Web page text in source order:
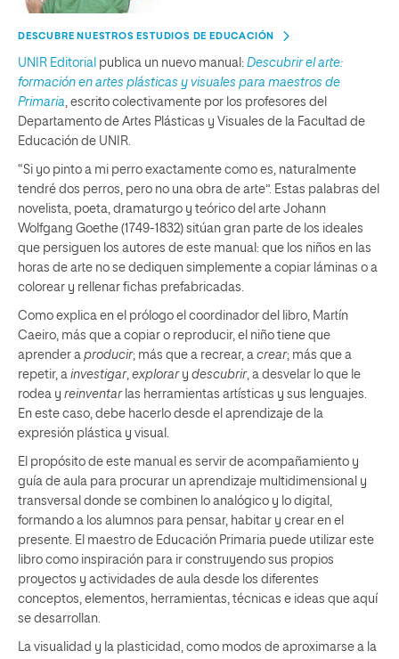
DESCUBRE NUESTROS ESTUDIOS DE EDUCACIÓN
UNIR Editorial publica un nuevo manual: Descubrir el arte:
formación en artes plásticas y visuales para maestros de
Primaria, escrito colectivamente por los profesores del
Departamento de Artes Plásticas y Visuales de la Facultad de
Educación de UNIR.
“Si yo pinto a mi perro exactamente como es, naturalmente
tendré dos perros, pero no una obra de arte”. Estas palabras del
novelista, poeta, dramaturgo y teórico del arte Johann
Wolfgang Goethe (1749-1832) sitúan gran parte de los ideales
que persiguen los autores de este manual: que los niños en las
horas de arte no se dediquen simplemente a copiar láminas o a
colorear y rellenar fichas prefabricadas.
Como explica en el prólogo el coordinador del libro, Martín
Caeiro, más que a copiar o reproducir, el niño tiene que
aprender a producir; más que a recrear, a crear; más que a
repetir, a investigar, explorary descubrir, a desvelar lo que le
rodea y reinventarlas herramientas artísticas y sus lenguajes.
En este caso, debe hacerlo desde el aprendizaje de la
expresión plástica y visual.
El propósito de este manual es servir de acompañamiento y
guía de aula para procurar un aprendizaje multidimensional y
transversal donde se combinen lo analógico y lo digital,
formando a los alumnos para pensar, habitar y crear en el
presente. El maestro de Educación Primaria puede utilizar este
libro como inspiración para ir construyendo sus propios
proyectos y actividades de aula desde los diferentes
conceptos, elementos, herramientas, técnicas e ideas que aquí
se desarrollan.
La visualidad y la plasticidad, como modos de aproximarse a la